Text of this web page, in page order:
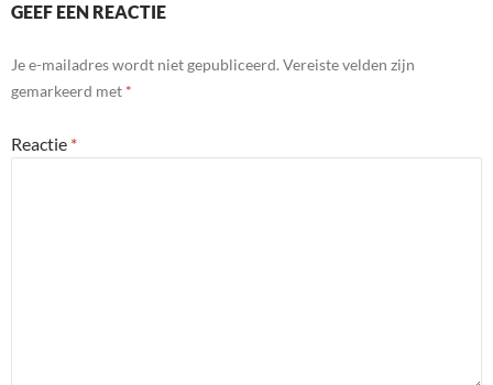
GEEF EEN REACTIE
Je e-mailadres wordt niet gepubliceerd. Vereiste velden zijn
gemarkeerd met *
Reactie *